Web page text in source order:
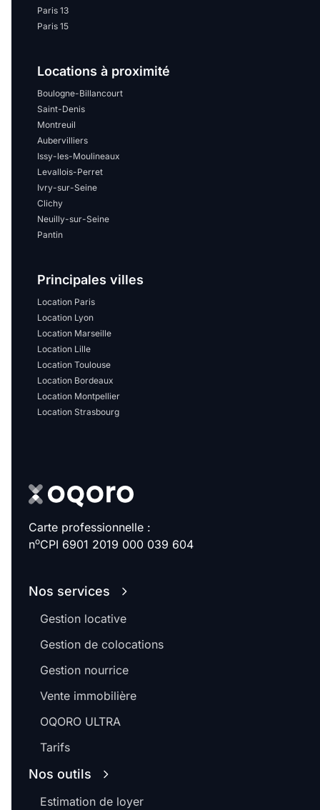
Paris 13
Paris 15
Locations à proximité
Boulogne-Billancourt
Saint-Denis
Montreuil
Aubervilliers
Issy-les-Moulineaux
Levallois-Perret
Ivry-sur-Seine
Clichy
Neuilly-sur-Seine
Pantin
Principales villes
Location Paris
Location Lyon
Location Marseille
Location Lille
Location Toulouse
Location Bordeaux
Location Montpellier
Location Strasbourg
Carte professionnelle :
noCPI 6901 2019 000 039 604
Nos services
Gestion locative
Gestion de colocations
Gestion nourrice
Vente immobilière
OQORO ULTRA
Tarifs
Nos outils
Estimation de loyer